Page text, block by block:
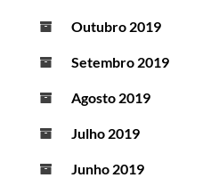
Outubro 2019
Setembro 2019
Agosto 2019
Julho 2019
Junho 2019